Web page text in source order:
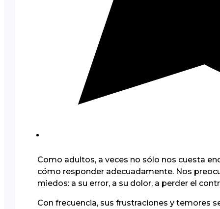
Como adultos, a veces no sólo nos cuesta
cómo responder adecuadamente. Nos
miedos: a su error, a su dolor, a perder el
Con frecuencia, sus frustraciones y temores